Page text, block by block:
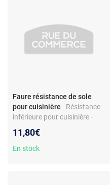
Faure résistance de sole
pour cuisinière - Résistance
inférieure pour cuisinière -
modèles Faure CMC694
11,80€
En stock